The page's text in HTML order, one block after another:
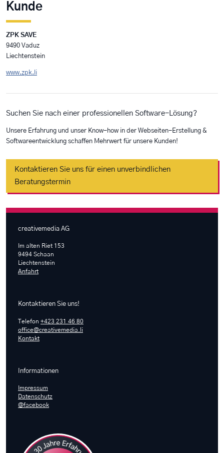
Kunde
ZPK SAVE
9490 Vaduz
Liechtenstein
www.zpk.li
Suchen Sie nach einer professionellen Software-Lösung?
Unsere Erfahrung und unser Know-how in der Webseiten-Erstellung &
Softwareentwicklung schaffen Mehrwert für unsere Kunden!
Kontaktieren Sie uns für einen unverbindlichen
Beratungstermin
creativemedia AG
Im alten Riet 153
9494 Schaan
Liechtenstein
Anfahrt
Kontaktieren Sie uns!
Telefon +423 231 46 80
office@creativemedia.li
Kontakt
Informationen
Impressum
Datenschutz
@facebook